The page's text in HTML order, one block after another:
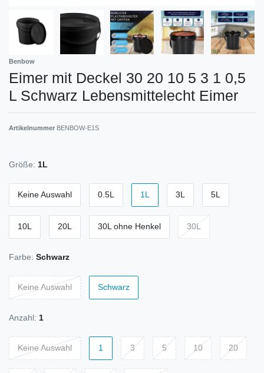
Benbow
Eimer mit Deckel 30 20 10 5 3 1 0,5
L Schwarz Lebensmittelecht Eimer
Artikelnummer BENBOW-E1S
Größe: 1L
Keine Auswahl 0.5L 1L 3L 5L
10L 20L 30L ohne Henkel 30L
Farbe: Schwarz
Keine Auswahl Schwarz
Anzahl: 1
Keine Auswahl 1 3 5 10 20